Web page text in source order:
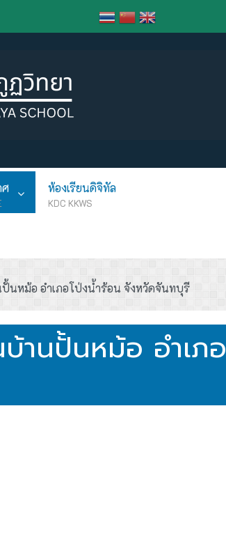
ห้องเรียนดิจิทัล
KDC KKWS
นหม้อ อำเภอโป่งน้ำร้อน จังหวัดจันทบุรี
านปั้นหม้อ อำเภอ